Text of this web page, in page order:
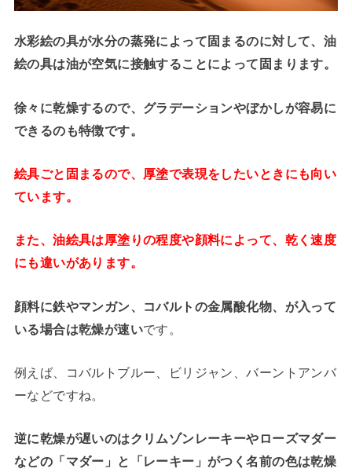
水彩絵の具が水分の蒸発によって固まるのに対して、油
絵の具は油が空気に接触することによって固まります。
徐々に乾燥するので、グラデーションやぼかしが容易に
できるのも特徴です。
絵具ごと固まるので、厚塗で表現をしたいときにも向い
ています。
また、油絵具は厚塗りの程度や顔料によって、乾く速度
にも違いがあります。
顔料に鉄やマンガン、コバルトの金属酸化物、が入って
いる場合は乾燥が速いです。
例えば、コバルトブルー、ビリジャン、バーントアンバ
ーなどですね。
逆に乾燥が遅いのはクリムゾンレーキーやローズマダー
などの「マダー」と「レーキー」がつく名前の色は乾燥